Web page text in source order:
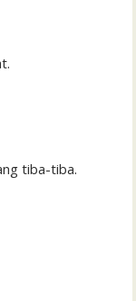
tiba-tiba.